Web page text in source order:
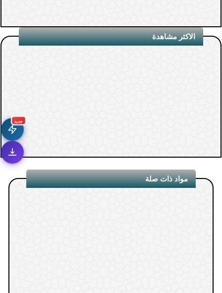
جديد
الاكثر مشاهدة
مواد ذات صلة